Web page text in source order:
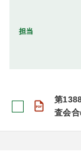
担当
第
査会